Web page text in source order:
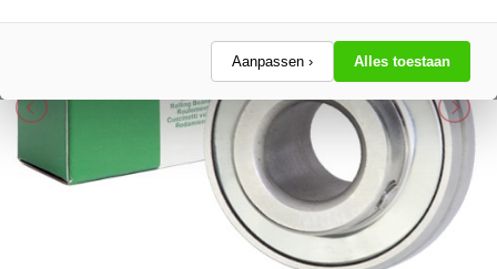
Aanpassen › Alles toestaan